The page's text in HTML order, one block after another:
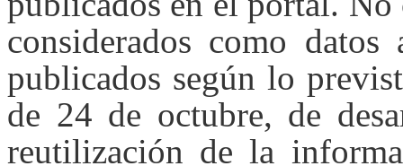
considerados como
publicados según lo
de 24 de octubre, de
reutilización de la